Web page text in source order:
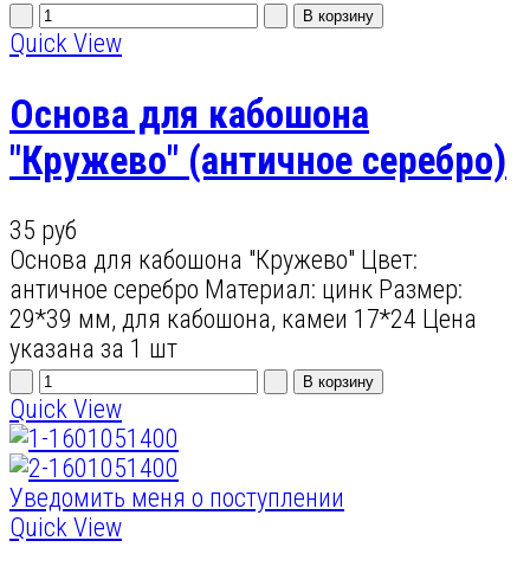
Quick View
Основа для кабошона
"Кружево" (античное серебро)
35 руб
Основа для кабошона "Кружево" Цвет:
античное серебро Материал: цинк Размер:
29*39 мм, для кабошона, камеи 17*24 Цена
указана за 1 шт
Quick View
Уведомить меня о поступлении
Quick View